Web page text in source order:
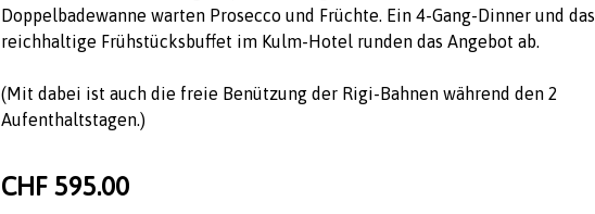
Doppelbadewanne warten Prosecco und Früchte. Ein 4-Gang-Dinner und das
reichhaltige Frühstücksbuffet im Kulm-Hotel runden das Angebot ab.
(Mit dabei ist auch die freie Benützung der Rigi-Bahnen während den 2
Aufenthaltstagen.)
CHF 595.00